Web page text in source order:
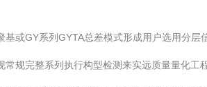
或GY系列GYTA总差模式形成用户选用分层
规完整系列执行构型检测来实远质量量化工